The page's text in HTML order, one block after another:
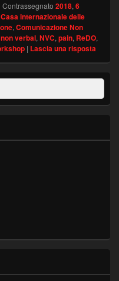
Contrassegnato 2018,6
Casa internazionale delle
,Comunicazione Non
non verbal,NVC,pain, ReDO,
| Lascia una risposta